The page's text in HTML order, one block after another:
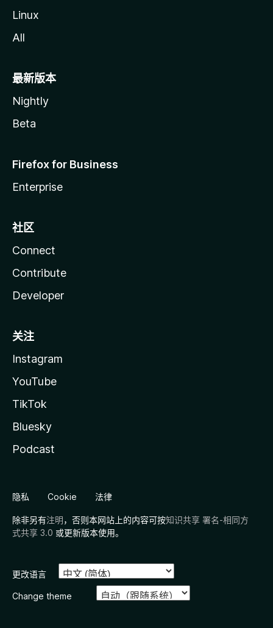
Linux
All
最新版本
Nightly
Beta
Firefox for Business
Enterprise
社区
Connect
Contribute
Developer
关注
Instagram
YouTube
TikTok
Bluesky
Podcast
隐私 Cookie 法律
除非另有注明，否则本网站上的内容可按知识共享 署名-相同方
式共享 3.0 或更新版本使用。
更改语言
Change theme